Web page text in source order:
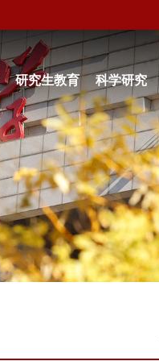
研究生教育 科学研究